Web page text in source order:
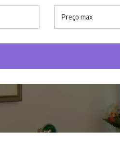
Preço max